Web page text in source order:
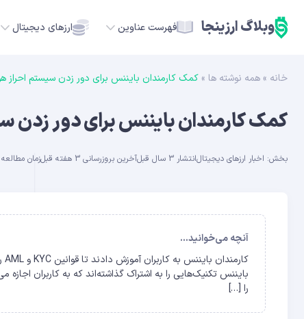
وبلاگ ارزینجا فهرست عناوین ارزهای دیجیتال
ADA
خانه » همه نوشته ها » کمک کارمندان بایننس برای دور زدن سیستم احراز
کمک کارمندان بایننس برای دور زدن
بخش: اخبار ارزهای دیجیتالانتشار 3 سال قبل آخرین بروزرسانی 3 هفته قبل زمان مطالعه
آنچه می‌خوانید...
را […]